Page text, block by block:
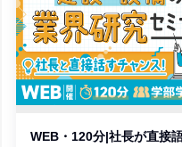
WEB・120分|社長が直接